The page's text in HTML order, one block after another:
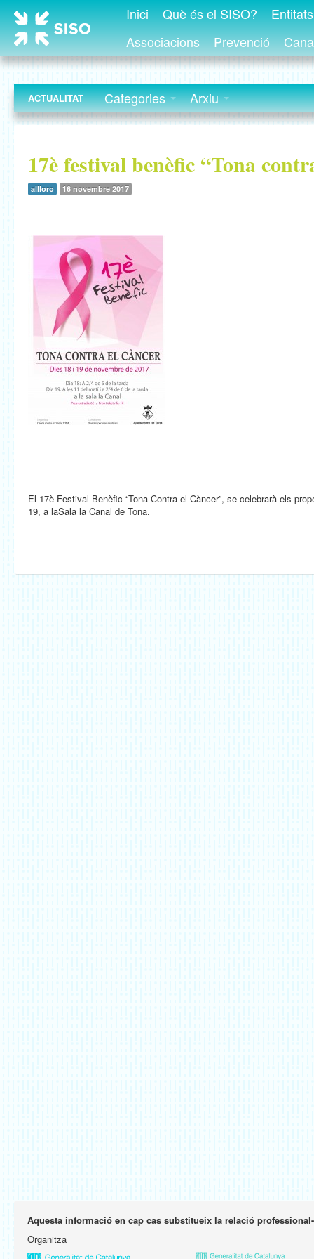
Inici Què és el SISO?
Associacions
Prevenció
ACTUALITAT Categories Arxiu
17è festival benèfic “Tona
allloro 16 novembre 2017
El 17è Festival Benèfic “Tona Contra el Càncer”, se celebrarà els
19, a laSala la Canal de Tona.
Aquesta informació en cap cas substitueix la relació
Organitza